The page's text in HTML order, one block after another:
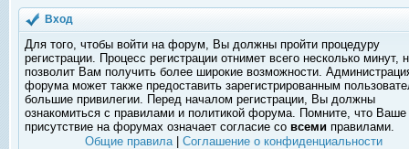
Вход
Для того, чтобы войти на форум, Вы должны пройти процедуру
регистрации. Процесс регистрации отнимет всего несколько минут,
позволит Вам получить более широкие возможности.
форума может также предоставить зарегистрированным
большие привилегии. Перед началом регистрации, Вы должны
ознакомиться с правилами и политикой форума. Помните, что Ваше
присутствие на форумах означает согласие со всеми правилами.
Общие правила| Соглашение о конфиденциальности